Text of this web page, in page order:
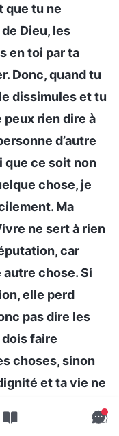
que tu ne
Dieu, les
en toi par ta
Donc, quand tu
dissimules et tu
peux rien dire à
d’autre
que ce soit non
chose, je
Ma
ne sert à rien
car
chose. Si
elle perd
pas dire les
faire
choses, sinon
et ta vie ne
qui ne vaut